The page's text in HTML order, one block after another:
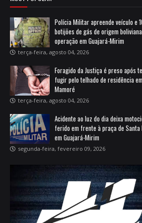
Polícia Militar apreende veículo e
botijões de gás de origem
operação em Guajará-Mirim
terça-feira, agosto 04, 2026
Foragido da Justiça é preso após
fugir pelo telhado de residência
Mamoré
terça-feira, agosto 04, 2026
Acidente ao luz do dia deixa
ferido em frente à praça de Santa
em Guajará-Mirim
segunda-feira, fevereiro 09, 2026